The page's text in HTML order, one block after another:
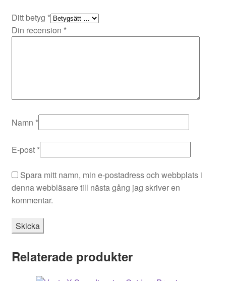
Ditt betyg *
Din recension *
Namn *
E-post *
Spara mitt namn, min e-postadress och webbplats i
denna webbläsare till nästa gång jag skriver en
kommentar.
Relaterade produkter